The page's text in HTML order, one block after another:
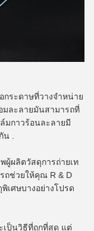
ระดาษที่วางจำหน่าย
มละลายมันสามารถที่
มกาวร้อนละลายมี
.
ผู้ผลิตวัสดุการถ่ายเท
ถช่วยให้คุณ R & D
เศษบางอย่างโปรด
เป็นวิธีที่ถูกที่สุด แต่